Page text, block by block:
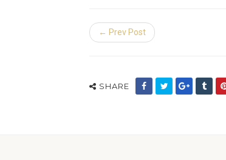
← Prev Post
SHARE